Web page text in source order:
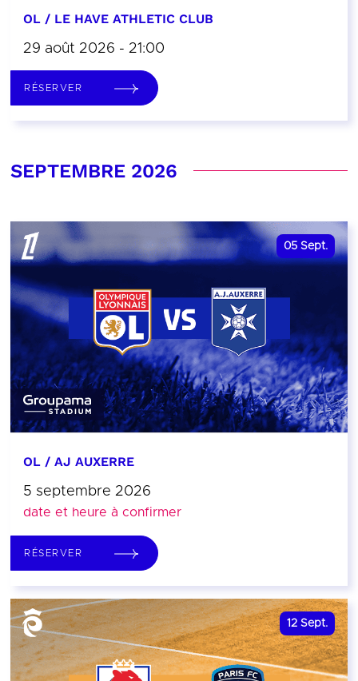
OL / LE HAVE ATHLETIC CLUB
29 août 2026 - 21:00
RÉSERVER
SEPTEMBRE 2026
05 Sept.
OL / AJ AUXERRE
5 septembre 2026
date et heure à confirmer
RÉSERVER
12 Sept.